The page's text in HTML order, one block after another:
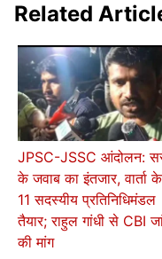
Related
JPSC-JSSC आंदोलन:
के जवाब का इंतजार, वार्ता
11 सदस्यीय प्रतिनिधिमंडल
तैयार; राहुल गांधी से CBI
की मांग